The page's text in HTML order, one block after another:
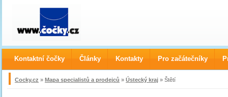
Cocky.cz » Mapa specialistů a prodejců » Ústecký kraj » Štětí
Kontaktní čočky Články Kontakty Pro začátečníky